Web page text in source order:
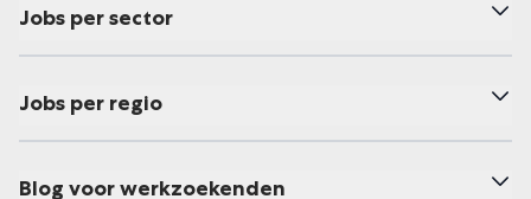
Jobs per sector
Jobs per regio
Blog voor werkzoekenden